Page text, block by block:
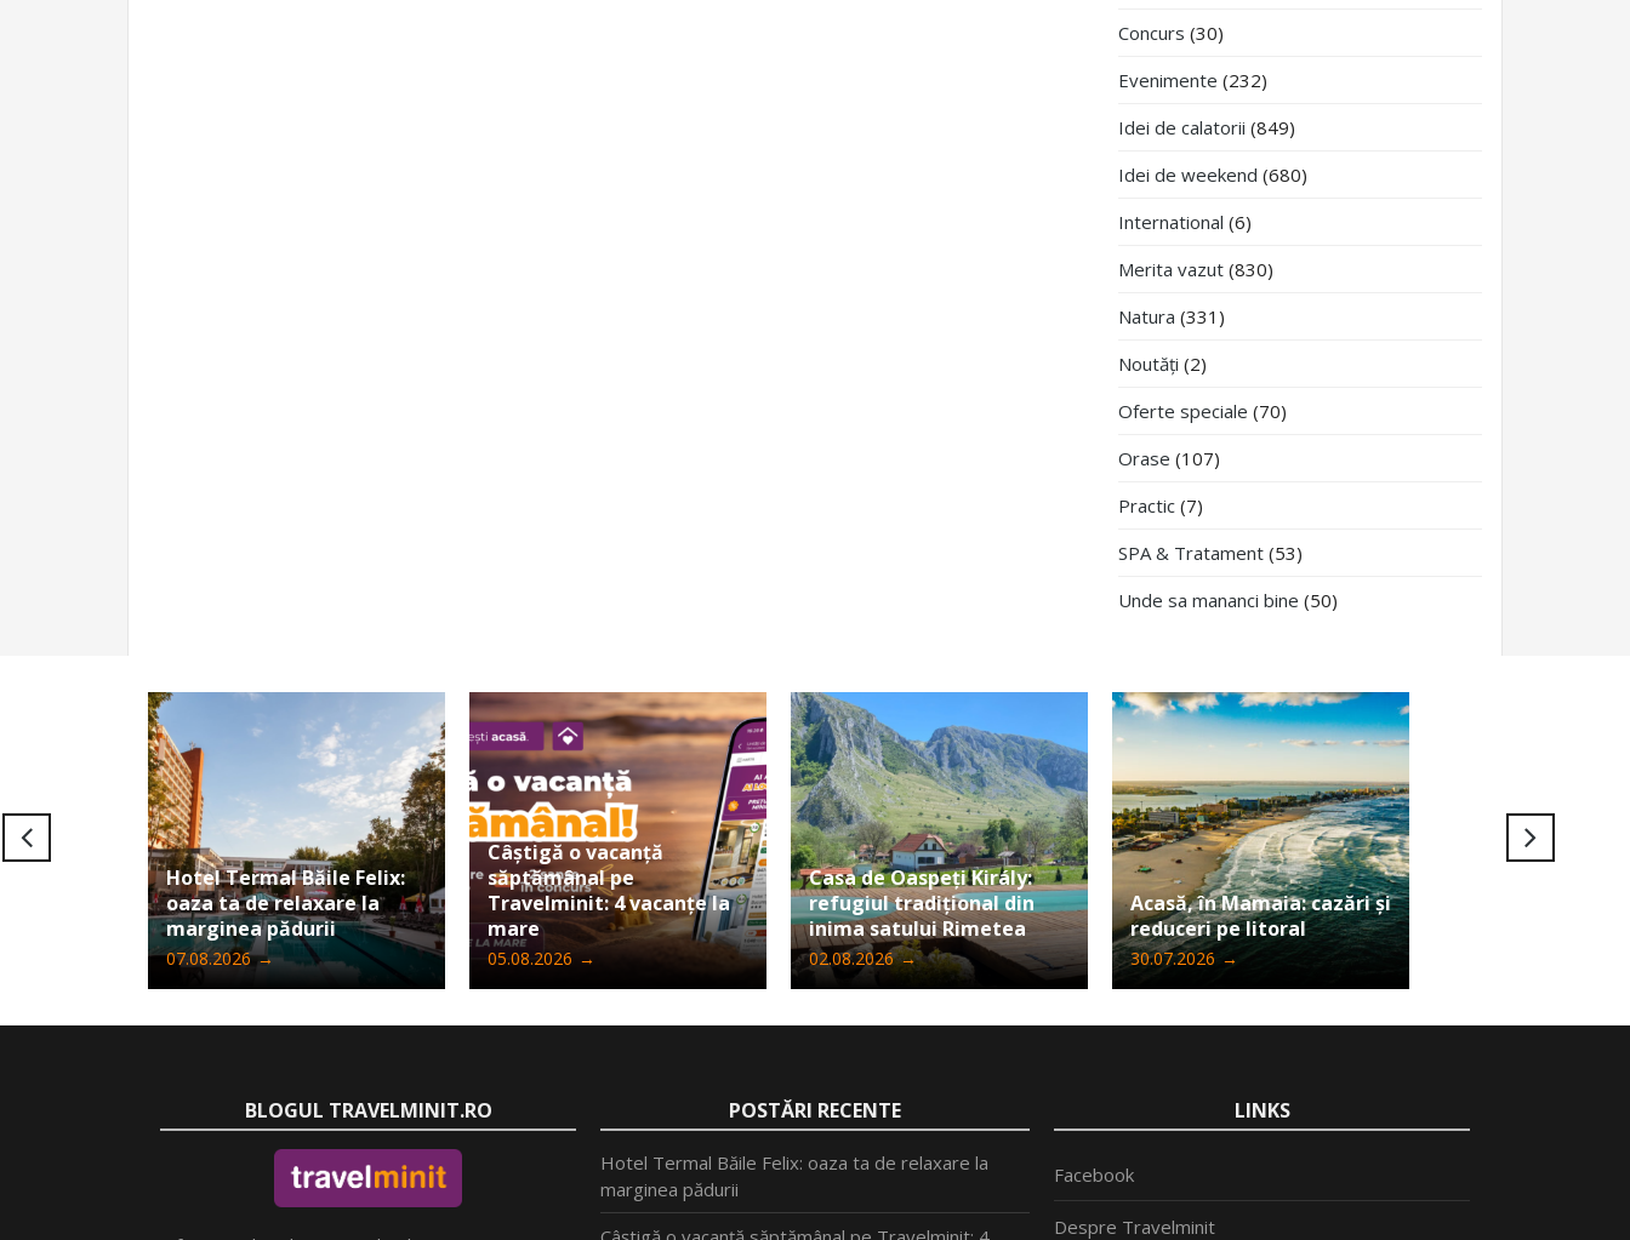
Concurs (30)
Evenimente (232)
Idei de calatorii (849)
Idei de weekend (680)
International (6)
Merita vazut (830)
Natura (331)
Noutăți (2)
Oferte speciale (70)
Orase (107)
Practic (7)
SPA & Tratament (53)
Unde sa mananci bine (50)
Hotel Termal Băile Felix:
oaza ta de relaxare la
marginea pădurii
07.08.2026 →
Câștigă o vacanță
săptămânal pe
Travelminit: 4 vacanțe la
mare
05.08.2026 →
Casa de Oaspeți Király:
refugiul tradițional din
inima satului Rimetea
02.08.2026 →
Acasă, în Mamaia: cazări și
reduceri pe litoral
30.07.2026 →
BLOGUL TRAVELMINIT.RO POSTĂRI RECENTE
Hotel Termal Băile Felix: oaza ta de relaxare la
marginea pădurii
LINKS
Facebook
Despre Travelminit